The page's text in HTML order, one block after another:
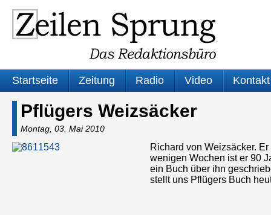
Startseite Zeitung Radio Video Kontakt
Pflügers Weizsäcker
Montag, 03. Mai 2010
Richard von Weizsäcker.
wenigen Wochen ist er 90
ein Buch über ihn
stellt uns Pflügers Buch